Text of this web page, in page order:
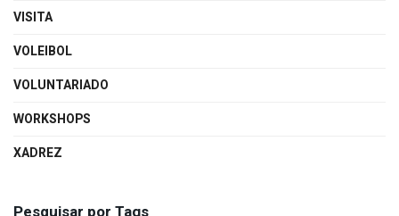
VISITA
VOLEIBOL
VOLUNTARIADO
WORKSHOPS
XADREZ